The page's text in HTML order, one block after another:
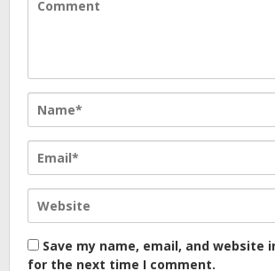
Save my name, email, and website
for the next time I comment.